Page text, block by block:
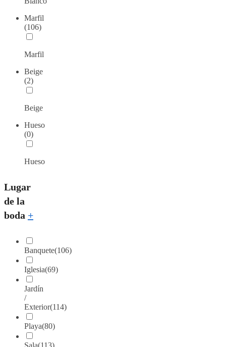
Marfil
(106)
Marfil
Beige
(2)
Beige
Hueso
(0)
Hueso
Lugar
de la
boda +
Banquete(106)
Iglesia(69)
Jardín
/
Exterior(114)
Playa(80)
Sala(113)